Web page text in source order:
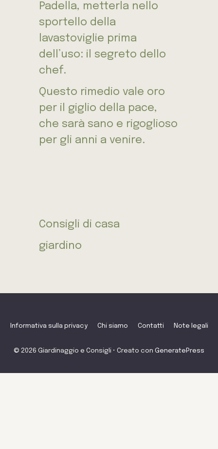
Padella, metterla nello
sportello della
lavastoviglie prima
dell’uso: il segreto dello
chef.
Questo rimedio vale oro
per il giglio della pace,
che sarà sano e rigoglioso
per gli anni a venire.
Consigli di casa
giardino
Informativa sulla privacy Chi siamo Contatti Note legali
© 2026 Giardinaggio e Consigli • Creato con GeneratePress